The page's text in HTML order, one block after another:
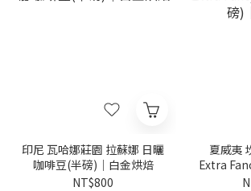
印尼 瓦哈娜莊園 拉蘇娜 日曬
咖啡豆(半磅)｜白金烘焙
NT$800
夏威夷
Extra